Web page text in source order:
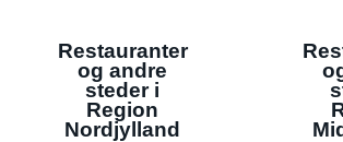
Restauranter
og andre
steder i
Region
Nordjylland